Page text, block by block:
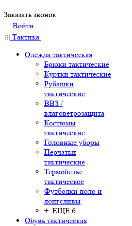
Заказать звонок
Войти
Тактика
Одежда тактическая
Брюки тактические
Куртки тактические
Рубашки
тактические
ВВЗ /
влаговетрозащита
Костюмы
тактические
Головные уборы
Перчатки
тактические
Термобельё
тактическое
Футболки поло и
лонгсливы
+ ЕЩЕ 6
Обувь тактическая